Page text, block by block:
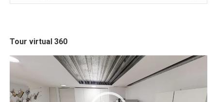
Tour virtual 360
Reproductor